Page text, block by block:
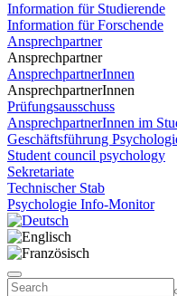
Information für Studierende
Information für Forschende
Ansprechpartner
Ansprechpartner
AnsprechpartnerInnen
AnsprechpartnerInnen
Prüfungsausschuss
AnsprechpartnerInnen im
Geschäftsführung
Student council psychology
Sekretariate
Technischer Stab
Psychologie Info-Monitor